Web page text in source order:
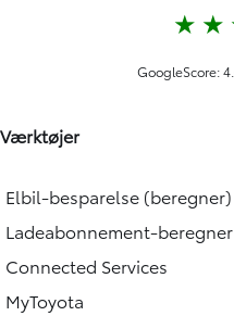
Værktøjer
Elbil-besparelse (beregner)
Ladeabonnement-beregner
Connected Services
MyToyota